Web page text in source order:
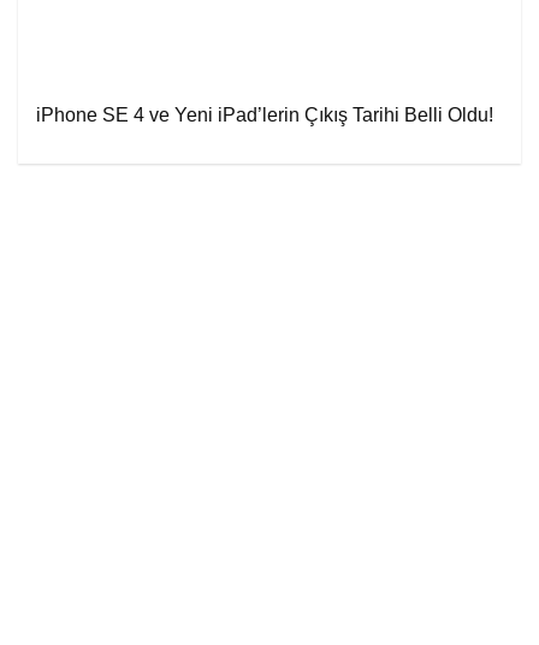
iPhone SE 4 ve Yeni iPad’lerin Çıkış Tarihi Belli Oldu!